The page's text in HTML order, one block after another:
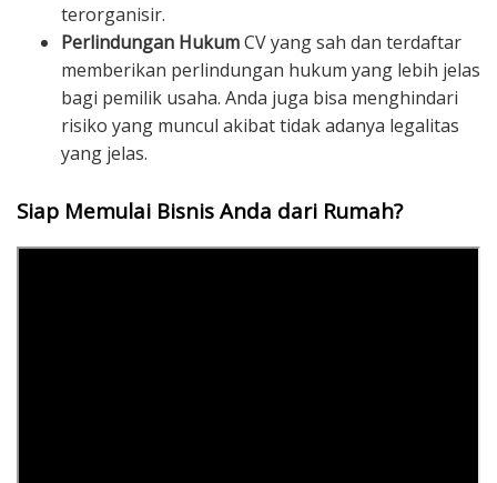
terorganisir.
Perlindungan HukumCV yang sah dan terdaftar
memberikan perlindungan hukum yang lebih jelas
bagi pemilik usaha. Anda juga bisa menghindari
risiko yang muncul akibat tidak adanya legalitas
yang jelas.
Siap Memulai Bisnis Anda dari Rumah?